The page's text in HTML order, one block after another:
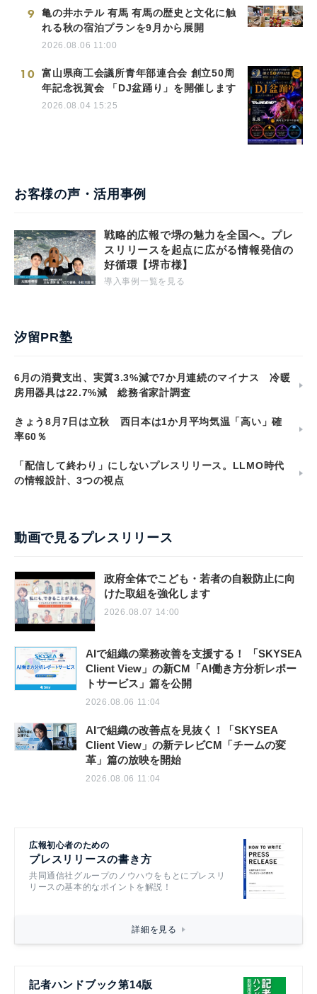
9
亀の井ホテル 有馬 有馬の歴史と文化に触
れる秋の宿泊プランを9月から展開
2026.08.06 11:00
10
富山県商工会議所青年部連合会 創立50周
年記念祝賀会 「DJ盆踊り」を開催します
2026.08.04 15:25
お客様の声・活用事例
戦略的広報で堺の魅力を全国へ。プレ
スリリースを起点に広がる情報発信の
好循環【堺市様】
導入事例一覧を見る
汐留PR塾
6月の消費支出、実質3.3%減で7か月連続のマイナス 冷暖
房用器具は22.7%減 総務省家計調査
きょう8月7日は立秋 西日本は1か月平均気温「高い」確
率60％
「配信して終わり」にしないプレスリリース。LLMO時代
の情報設計、3つの視点
動画で見るプレスリリース
政府全体でこども・若者の自殺防止に向
けた取組を強化します
2026.08.07 14:00
AIで組織の業務改善を支援する！ 「SKYSEA
Client View」の新CM「AI働き方分析レポー
トサービス」篇を公開
2026.08.06 11:04
AIで組織の改善点を見抜く！「SKYSEA
Client View」の新テレビCM「チームの変
革」篇の放映を開始
2026.08.06 11:04
広報初心者のための
プレスリリースの書き方
共同通信社グループのノウハウをもとにプレスリ
リースの基本的なポイントを解説！
詳細を見る
記者ハンドブック第14版